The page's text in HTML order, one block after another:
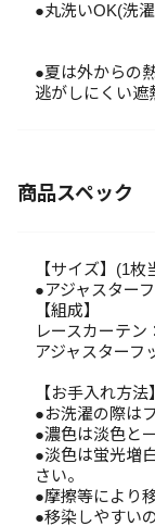
●丸洗いOK(洗
●夏は外からの
逃がしにくい遮
商品スペック
【サイズ】(1
●アジャスター
【組成】
レースカーテン
アジャスターフ
【お手入れ方法】
●お洗濯の際は
●濃色は淡色と
●淡色は蛍光増
さい。
●摩擦等により
●移染しやすい